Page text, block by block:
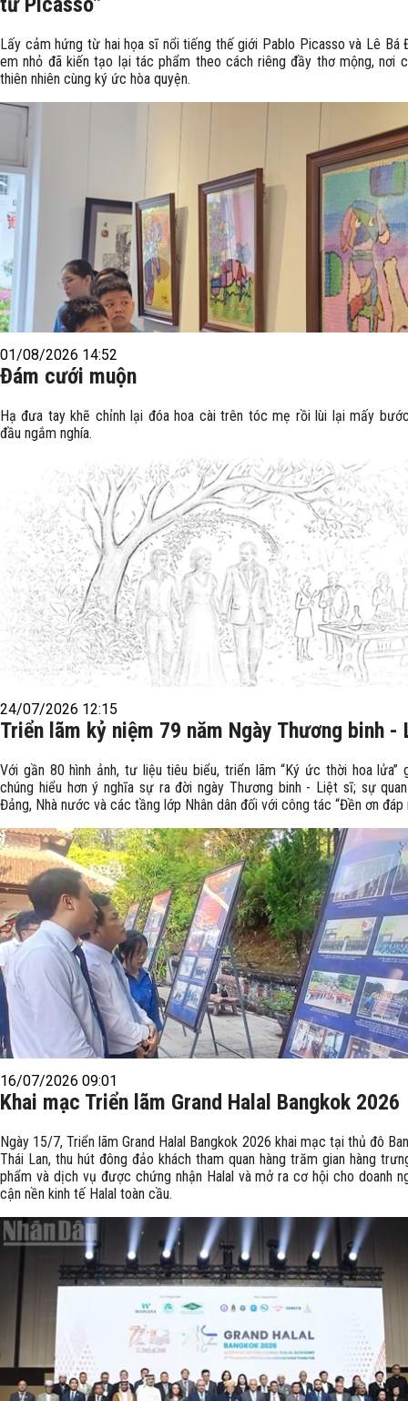
Lấy cảm hứng từ hai họa sĩ nổi tiếng thế giới Pablo Picasso và Lê Bá
em nhỏ đã kiến tạo lại tác phẩm theo cách riêng đầy thơ mộng, nơi
thiên nhiên cùng ký ức hòa quyện.
01/08/2026 14:52
Đám cưới muộn
Hạ đưa tay khẽ chỉnh lại đóa hoa cài trên tóc mẹ rồi lùi lại mấy
đầu ngắm nghía.
24/07/2026 12:15
Triển lãm kỷ niệm 79 năm Ngày Thương binh -
Với gần 80 hình ảnh, tư liệu tiêu biểu, triển lãm “Ký ức thời hoa lửa”
chúng hiểu hơn ý nghĩa sự ra đời ngày Thương binh - Liệt sĩ; sự
Đảng, Nhà nước và các tầng lớp Nhân dân đối với công tác “Đền ơn đáp
16/07/2026 09:01
Khai mạc Triển lãm Grand Halal Bangkok 2026
Ngày 15/7, Triển lãm Grand Halal Bangkok 2026 khai mạc tại thủ đô
Thái Lan, thu hút đông đảo khách tham quan hàng trăm gian hàng
phẩm và dịch vụ được chứng nhận Halal và mở ra cơ hội cho doanh
cận nền kinh tế Halal toàn cầu.